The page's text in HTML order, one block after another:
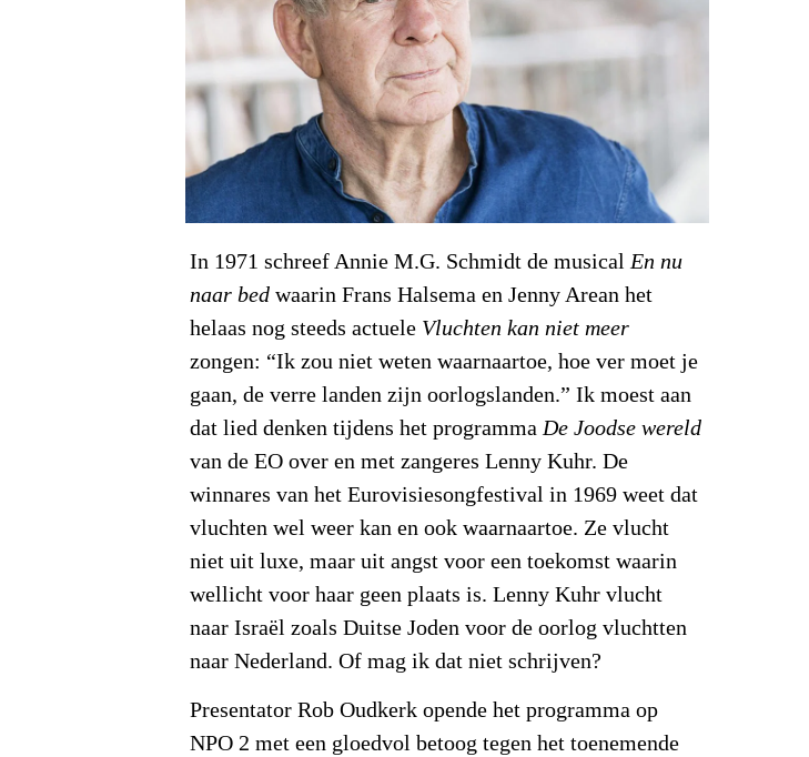
In 1971 schreef Annie M.G. Schmidt de musicalEn nu
naar bed waarin Frans Halsema en Jenny Arean het
helaas nog steeds actuele Vluchten kan niet meer
zongen: “Ik zou niet weten waarnaartoe, hoe ver moet je
gaan, de verre landen zijn oorlogslanden.” Ik moest aan
dat lied denken tijdens het programmaDe Joodse wereld
van de EO over en met zangeres Lenny Kuhr. De
winnares van het Eurovisiesongfestival in 1969 weet dat
vluchten wel weer kan en ook waarnaartoe. Ze vlucht
niet uit luxe, maar uit angst voor een toekomst waarin
wellicht voor haar geen plaats is. Lenny Kuhr vlucht
naar Israël zoals Duitse Joden voor de oorlog vluchtten
naar Nederland. Of mag ik dat niet schrijven?
Presentator Rob Oudkerk opende het programma op
NPO 2 met een gloedvol betoog tegen het toenemende